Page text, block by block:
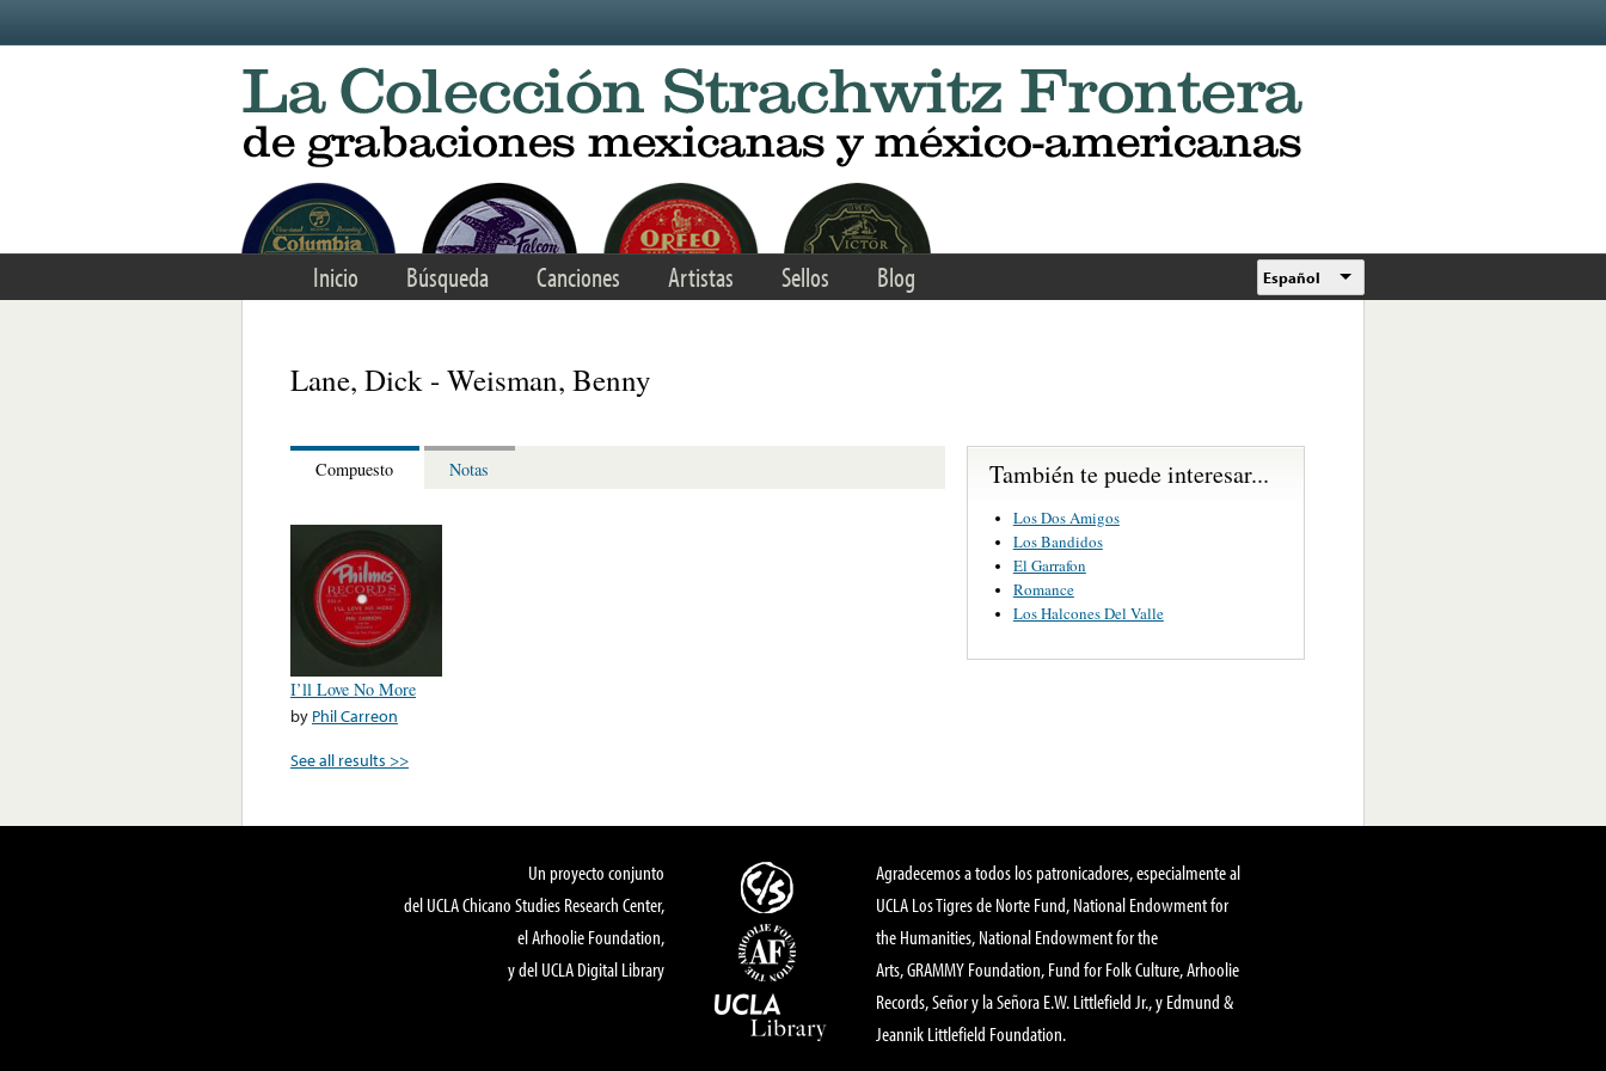
Inicio Búsqueda Canciones Artistas Sellos Blog Español
Lane, Dick - Weisman, Benny
Compuesto Notas
I’ll Love No More
by Phil Carreon
See all results >>
También te puede interesar...
Los Dos Amigos
Los Bandidos
El Garrafon
Romance
Los Halcones Del Valle
Un proyecto conjunto
del UCLA Chicano Studies Research Center,
el Arhoolie Foundation,
y del UCLA Digital Library
Agradecemos a todos los patronicadores, especialmente al
UCLA Los Tigres de Norte Fund, National Endowment for
the Humanities, National Endowment for the
Arts, GRAMMY Foundation, Fund for Folk Culture, Arhoolie
Records, Señor y la Señora E.W. Littlefield Jr., y Edmund &
Jeannik Littlefield Foundation.